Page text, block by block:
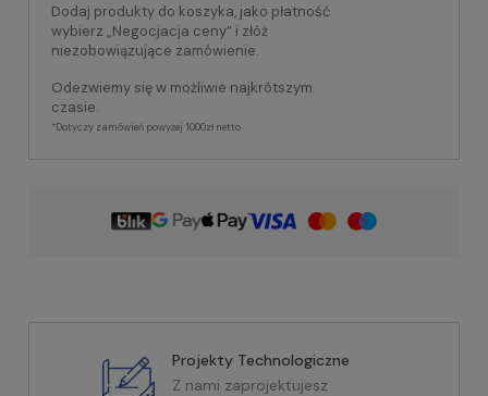
Dodaj produkty do koszyka, jako płatność
wybierz „Negocjacja ceny” i złóż
niezobowiązujące zamówienie.
Odezwiemy się w możliwie najkrótszym
czasie.
*Dotyczy zamówień powyżej 1000zł netto
Projekty Technologiczne
Z nami zaprojektujesz